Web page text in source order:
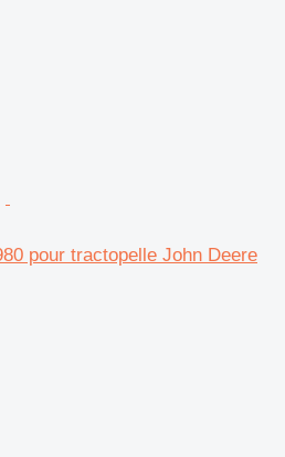
pour tractopelle John Deere